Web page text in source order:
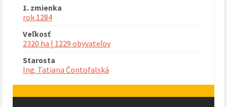
1. zmienka
rok 1284
Veľkosť
2320 ha | 1229 obyvateľov
Starosta
Ing. Tatiana Čontofalská